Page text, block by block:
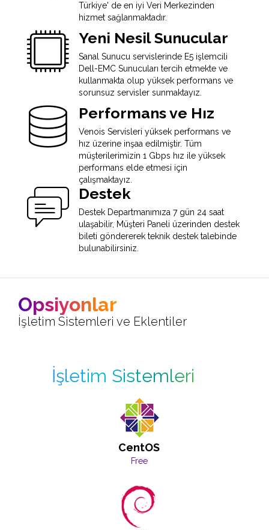
Türkiye' de en iyi Veri Merkezinden
hizmet sağlanmaktadır.
Yeni Nesil Sunucular
Sanal Sunucu servislerinde E5 işlemcili
Dell-EMC Sunucuları tercih etmekte ve
kullanmakta olup yüksek performans ve
sorunsuz servisler sunmaktayız.
Performans ve Hız
Venois Servisleri yüksek performans ve
hız üzerine inşaa edilmiştir. Tüm
müşterilerimizin 1 Gbps hız ile yüksek
performans elde etmesi için
çalışmaktayız.
Destek
Destek Departmanımıza 7 gün 24 saat
ulaşabilir, Müşteri Paneli üzerinden destek
bileti göndererek teknik destek talebinde
bulunabilirsiniz.
Opsiyonlar
İşletim Sistemleri ve Eklentiler
İşletim Sistemleri
CentOS
Free